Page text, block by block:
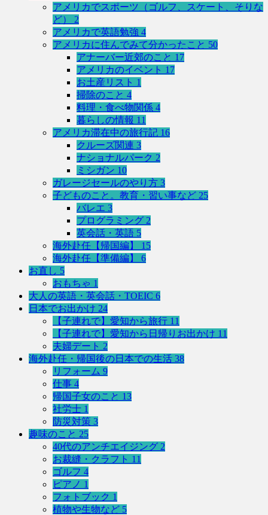
アメリカでスポーツ（ゴルフ、スケート、そりな
ど） 2
アメリカで英語勉強 4
アメリカに住んでみて分かったこと 50
アナーバー近郊のこと 17
アメリカのイベント 17
お土産リスト 1
掃除のこと 4
料理・食べ物関係 4
暮らしの情報 11
アメリカ滞在中の旅行記 16
クルーズ関連 3
ナショナルパーク 2
ミシガン 10
ガレージセールのやり方 3
子どものこと。教育・習い事など 25
バレエ 3
プログラミング 2
英会話・英語 5
海外赴任【帰国編】 15
海外赴任【準備編】 6
お直し 5
おもちゃ 1
大人の英語・英会話・TOEIC 6
日本でお出かけ 24
【子連れで】愛知から旅行 11
【子連れで】愛知から日帰りお出かけ 11
夫婦デート 2
海外赴任・帰国後の日本での生活 38
リフォーム 9
仕事 4
帰国子女のこと 13
社労士 1
防災対策 3
趣味のこと 25
40代のアンチエイジング 2
お裁縫・クラフト 11
ゴルフ 4
ピアノ 1
フォトブック 1
植物や生物など 5